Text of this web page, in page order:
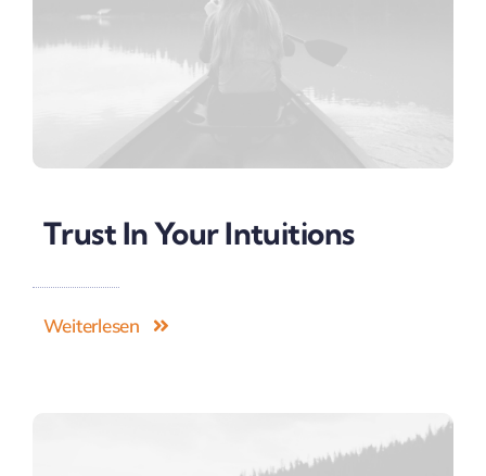
Trust In Your Intuitions
Weiterlesen